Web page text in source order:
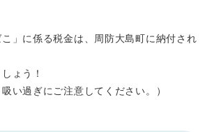
こ」に係る税金は、周防大島町に納付され
ょう！
い過ぎにご注意してください。）